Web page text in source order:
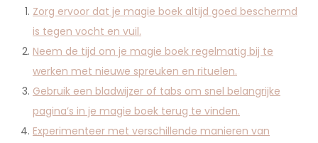
Zorg ervoor dat je magie boek altijd goed beschermd
is tegen vocht en vuil.
Neem de tijd om je magie boek regelmatig bij te
werken met nieuwe spreuken en rituelen.
Gebruik een bladwijzer of tabs om snel belangrijke
pagina’s in je magie boek terug te vinden.
Experimenteer met verschillende manieren van